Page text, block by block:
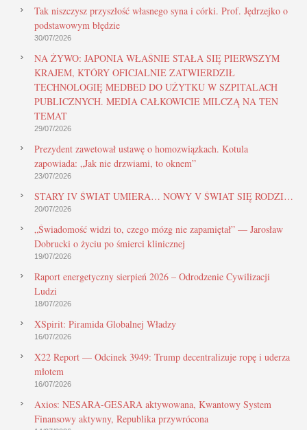
Tak niszczysz przyszłość własnego syna i córki. Prof. Jędrzejko o
podstawowym błędzie
30/07/2026
NA ŻYWO: JAPONIA WŁAŚNIE STAŁA SIĘ PIERWSZYM
KRAJEM, KTÓRY OFICJALNIE ZATWIERDZIŁ
TECHNOLOGIĘ MEDBED DO UŻYTKU W SZPITALACH
PUBLICZNYCH. MEDIA CAŁKOWICIE MILCZĄ NA TEN
TEMAT
29/07/2026
Prezydent zawetował ustawę o homozwiązkach. Kotula
zapowiada: „Jak nie drzwiami, to oknem”
23/07/2026
STARY IV ŚWIAT UMIERA… NOWY V ŚWIAT SIĘ RODZI…
20/07/2026
„Świadomość widzi to, czego mózg nie zapamiętał” — Jarosław
Dobrucki o życiu po śmierci klinicznej
19/07/2026
Raport energetyczny sierpień 2026 – Odrodzenie Cywilizacji
Ludzi
18/07/2026
XSpirit: Piramida Globalnej Władzy
16/07/2026
X22 Report — Odcinek 3949: Trump decentralizuje ropę i uderza
młotem
16/07/2026
Axios: NESARA-GESARA aktywowana, Kwantowy System
Finansowy aktywny, Republika przywrócona